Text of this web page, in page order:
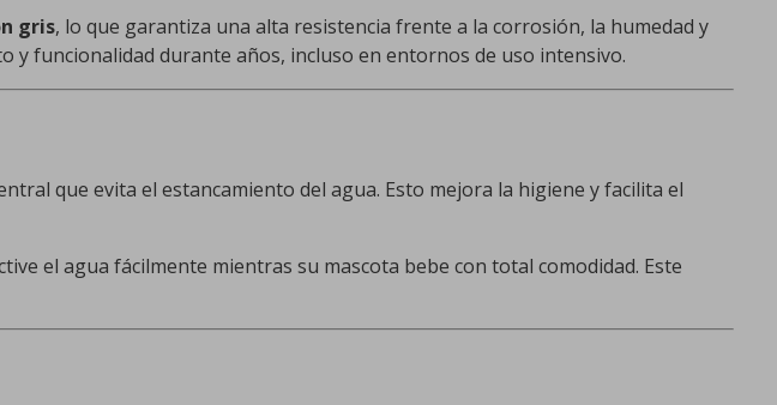
gris, lo que garantiza una alta resistencia frente a la corrosión, la humedad y
y funcionalidad durante años, incluso en entornos de uso intensivo.
que evita el estancamiento del agua. Esto mejora la higiene y facilita el
el agua fácilmente mientras su mascota bebe con total comodidad. Este